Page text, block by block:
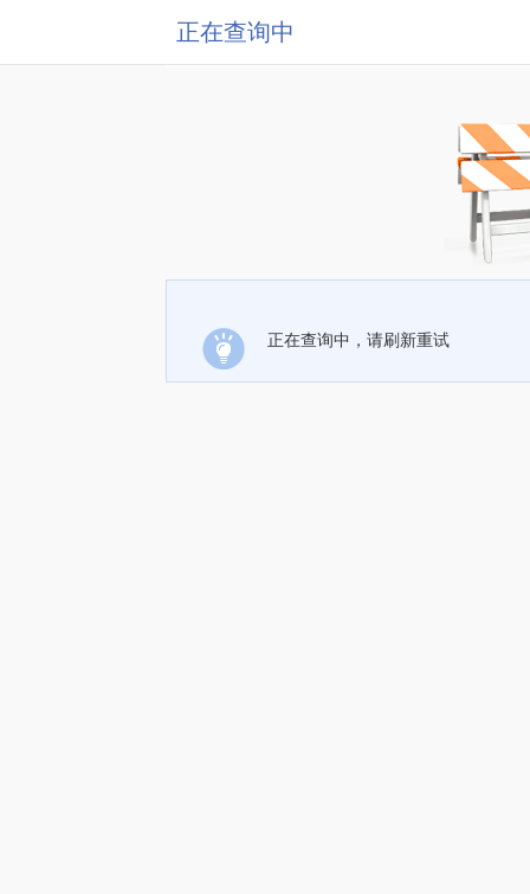
正在查询中
正在查询中，请刷新重试